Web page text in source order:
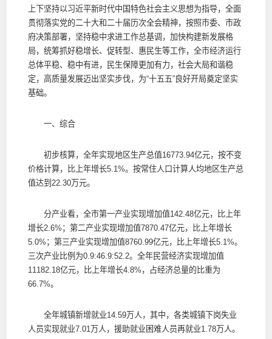
上下坚持以习近平新时代中国特色社会主义思想为指导，全面
贯彻落实党的二十大和二十届历次全会精神，按照市委、市政
府决策部署，坚持稳中求进工作总基调，加快构建新发展格
局，统筹抓好稳增长、促转型、惠民生等工作，全市经济运行
总体平稳、稳中有进，民生保障更加有力，社会大局和谐稳
定，高质量发展迈出坚实步伐，为“十五五”良好开局奠定坚实
基础。
一、综合
初步核算，全年实现地区生产总值16773.94亿元，按不变
价格计算，比上年增长5.1%。按常住人口计算人均地区生产总
值达到22.30万元。
分产业看，全市第一产业实现增加值142.48亿元，比上年
增长2.6%；第二产业实现增加值7870.47亿元，比上年增长
5.0%；第三产业实现增加值8760.99亿元，比上年增长5.1%。
三次产业比例为0.9:46.9:52.2。全年民营经济实现增加值
11182.18亿元，比上年增长4.8%，占经济总量的比重为
66.7%。
全年城镇新增就业14.59万人，其中，各类城镇下岗失业
人员实现就业7.01万人，援助就业困难人员再就业1.78万人。